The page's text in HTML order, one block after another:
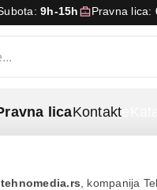
, kompanija
Subota:9h-15h Pravna lica:
licaKontakt